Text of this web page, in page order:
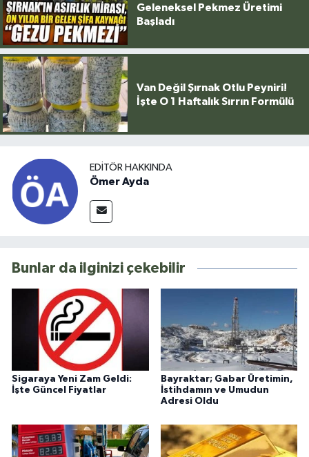
Geleneksel Pekmez Üretimi
Başladı
Van Değil Şırnak Otlu Peyniri!
İşte O 1 Haftalık Sırrın Formülü
EDITÖR HAKKINDA
Ömer Ayda
Bunlar da ilginizi çekebilir
Sigaraya Yeni Zam Geldi:
İşte Güncel Fiyatlar
Bayraktar; Gabar Üretimin,
İstihdamın ve Umudun
Adresi Oldu